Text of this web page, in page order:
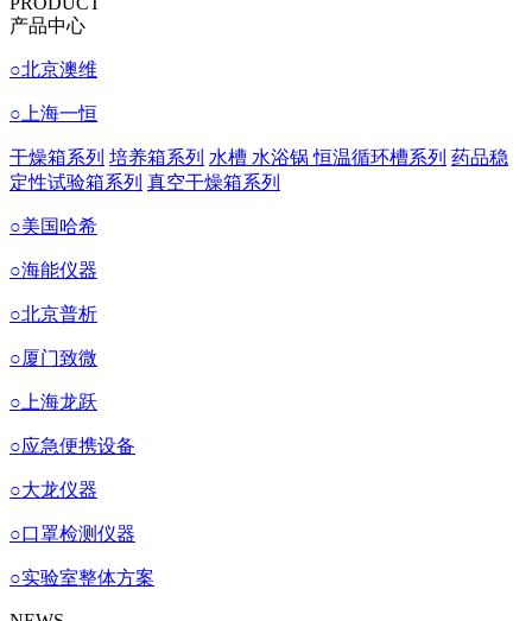
产品中心
○北京澳维
○上海一恒
干燥箱系列 培养箱系列 水槽 水浴锅 恒温循环槽系列 药品稳
定性试验箱系列 真空干燥箱系列
○美国哈希
○海能仪器
○北京普析
○厦门致微
○上海龙跃
○应急便携设备
○大龙仪器
○ 口罩检测仪器
○实验室整体方案